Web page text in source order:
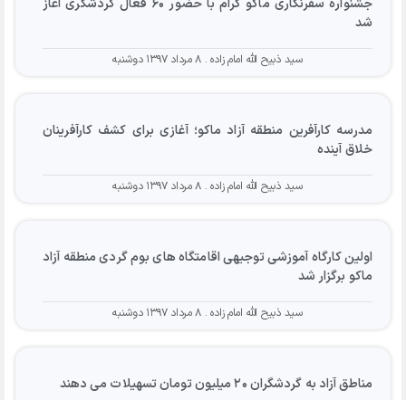
جشنواره سفرنگاری ماکو گرام با حضور ۶۰ فعال کردشگری آغاز
شد
سید ذبیح الله امام زاده ۸ مرداد ۱۳۹۷ دوشنبه
مدرسه کارآفرین منطقه آزاد ماکو؛ آغازی برای کشف کارآفرینان
خلاق آینده
سید ذبیح الله امام زاده ۸ مرداد ۱۳۹۷ دوشنبه
اولین کارگاه آموزشی توجیهی اقامتگاه های بوم گردی منطقه آزاد
ماکو برگزار شد
سید ذبیح الله امام زاده ۸ مرداد ۱۳۹۷ دوشنبه
مناطق آزاد به گردشگران ۲۰ میلیون تومان تسهیلات می دهند